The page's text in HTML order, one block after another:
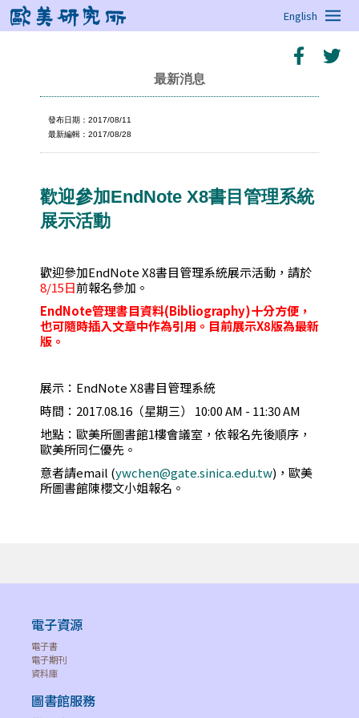
English
最新消息
發布日期：2017/08/11
最新編輯：2017/08/28
歡迎參加EndNote X8書目管理系統
展示活動
歡迎參加EndNote X8書目管理系統展示活動，請於
8/15日前報名參加。
EndNote管理書目資料(Bibliography)十分方便，
也可隨時插入文章中作為引用。 目前展示X8版為最新
版。
展示：EndNote X8書目管理系統
時間：2017.08.16（星期三） 10:00 AM - 11:30 AM
地點：歐美所圖書館1樓會議室，依報名先後順序，
歐美所同仁優先。
意者請email (ywchen@gate.sinica.edu.tw)，歐美
所圖書館陳櫻文小姐報名。
電子資源
電子書
電子期刊
資料庫
圖書館服務